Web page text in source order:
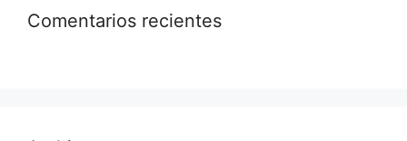
Comentarios recientes